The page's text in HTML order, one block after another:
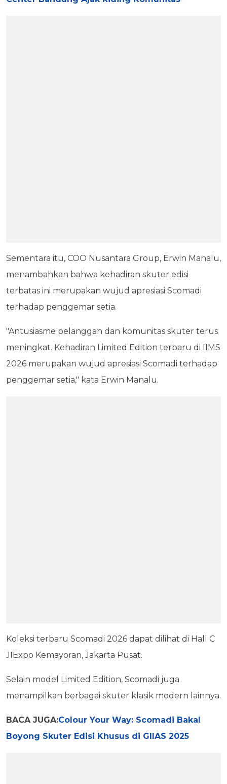
Sementara itu, COO Nusantara Group, Erwin Manalu,
menambahkan bahwa kehadiran skuter edisi
terbatas ini merupakan wujud apresiasi Scomadi
terhadap penggemar setia.
"Antusiasme pelanggan dan komunitas skuter terus
meningkat. Kehadiran Limited Edition terbaru di IIMS
2026 merupakan wujud apresiasi Scomadi terhadap
penggemar setia," kata Erwin Manalu.
Koleksi terbaru Scomadi 2026 dapat dilihat di Hall C
JIExpo Kemayoran, Jakarta Pusat.
Selain model Limited Edition, Scomadi juga
menampilkan berbagai skuter klasik modern lainnya.
BACA JUGA:Colour Your Way: Scomadi Bakal
Boyong Skuter Edisi Khusus di GIIAS 2025